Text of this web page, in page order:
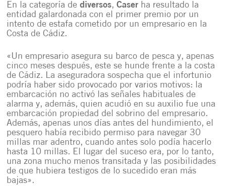
En la categoría dediversos,Caser ha resultado la
entidad galardonada con el primer premio por un
intento de estafa cometido por un empresario en la
Costa de Cádiz.
«Un empresario asegura su barco de pesca y, apenas
cinco meses después, este se hunde frente a la costa
de Cádiz. La aseguradora sospecha que el infortunio
podría haber sido provocado por varios motivos: la
embarcación no activó las señales habituales de
alarma y, además, quien acudió en su auxilio fue una
embarcación propiedad del sobrino del empresario.
Además, apenas unos días antes del hundimiento, el
pesquero había recibido permiso para navegar 30
millas mar adentro, cuando antes solo podía hacerlo
hasta 10 millas. El lugar del suceso era, por lo tanto,
una zona mucho menos transitada y las posibilidades
de que hubiera testigos de lo sucedido eran más
bajas».